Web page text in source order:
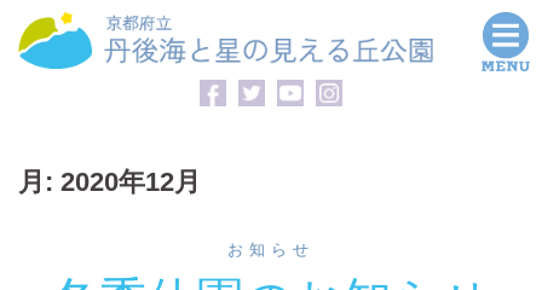
月: 2020年12月
お知らせ